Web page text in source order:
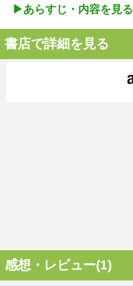
▶︎あらすじ・内容を見る
書店で詳細を見る
感想・レビュー(1)